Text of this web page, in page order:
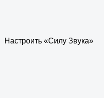
Настроить «Силу Звука»